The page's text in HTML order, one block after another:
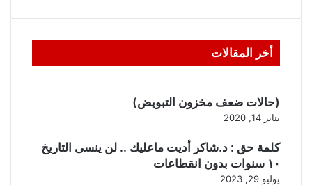
أخر المقالات
(حالات ضعف مخزون التبويض)
يناير 14, 2020
كلمة حق : د.شاكر أديت ماعليك .. لن ينسى التاريخ
١٠ سنوات بدون انقطاعات
يوليو 29, 2023